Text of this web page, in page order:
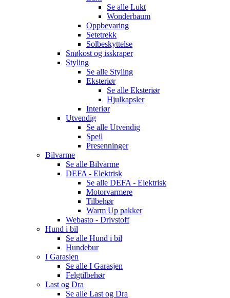
Se alle Lukt
Wonderbaum
Oppbevaring
Setetrekk
Solbeskyttelse
Snøkost og isskraper
Styling
Se alle Styling
Eksteriør
Se alle Eksteriør
Hjulkapsler
Interiør
Utvendig
Se alle Utvendig
Speil
Presenninger
Bilvarme
Se alle Bilvarme
DEFA - Elektrisk
Se alle DEFA - Elektrisk
Motorvarmere
Tilbehør
Warm Up pakker
Webasto - Drivstoff
Hund i bil
Se alle Hund i bil
Hundebur
I Garasjen
Se alle I Garasjen
Felgtilbehør
Last og Dra
Se alle Last og Dra